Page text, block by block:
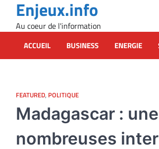
content
Enjeux.info
Au coeur de l'information
ACCUEIL BUSINESS ENERGIE
FEATURED, POLITIQUE
Madagascar :
nombreuses